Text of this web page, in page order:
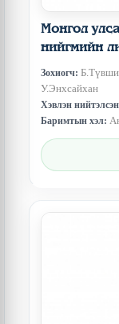
Монгол
нийгмийн
Зохиогч:
У.Энхсайхан
Хэвлэн
Баримтын хэл: